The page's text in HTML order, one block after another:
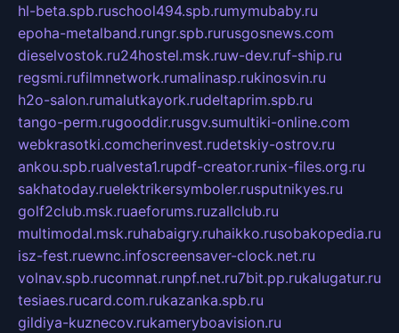
hl-beta.spb.ruschool494.spb.rumymubaby.ru
epoha-metalband.rungr.spb.rurusgosnews.com
dieselvostok.ru24hostel.msk.ruw-dev.ruf-ship.ru
regsmi.rufilmnetwork.rumalinasp.rukinosvin.ru
h2o-salon.rumalutkayork.rudeltaprim.spb.ru
tango-perm.rugooddir.rusgv.sumultiki-online.com
webkrasotki.comcherinvest.rudetskiy-ostrov.ru
ankou.spb.rualvesta1.rupdf-creator.runix-files.org.ru
sakhatoday.ruelektrikersymboler.rusputnikyes.ru
golf2club.msk.ruaeforums.ruzallclub.ru
multimodal.msk.ruhabaigry.ruhaikko.rusobakopedia.ru
isz-fest.ruewnc.infoscreensaver-clock.net.ru
volnav.spb.rucomnat.runpf.net.ru7bit.pp.rukalugatur.ru
tesiaes.rucard.com.rukazanka.spb.ru
gildiya-kuznecov.rukameryboavision.ru